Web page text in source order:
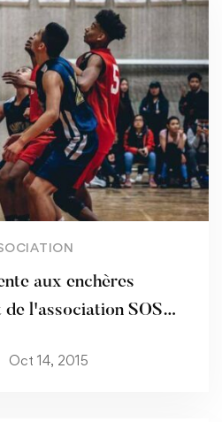
aux enchères
l'association SOS
Oct 14, 2015